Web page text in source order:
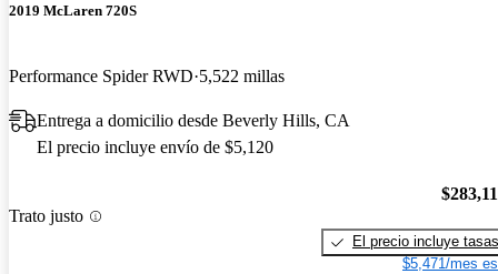
2019 McLaren 720S
Performance Spider RWD 5,522 millas
Entrega a domicilio desde Beverly Hills, CA
El precio incluye envío de $5,120
Trato justo
El precio incluye tasas
$5,471/mes